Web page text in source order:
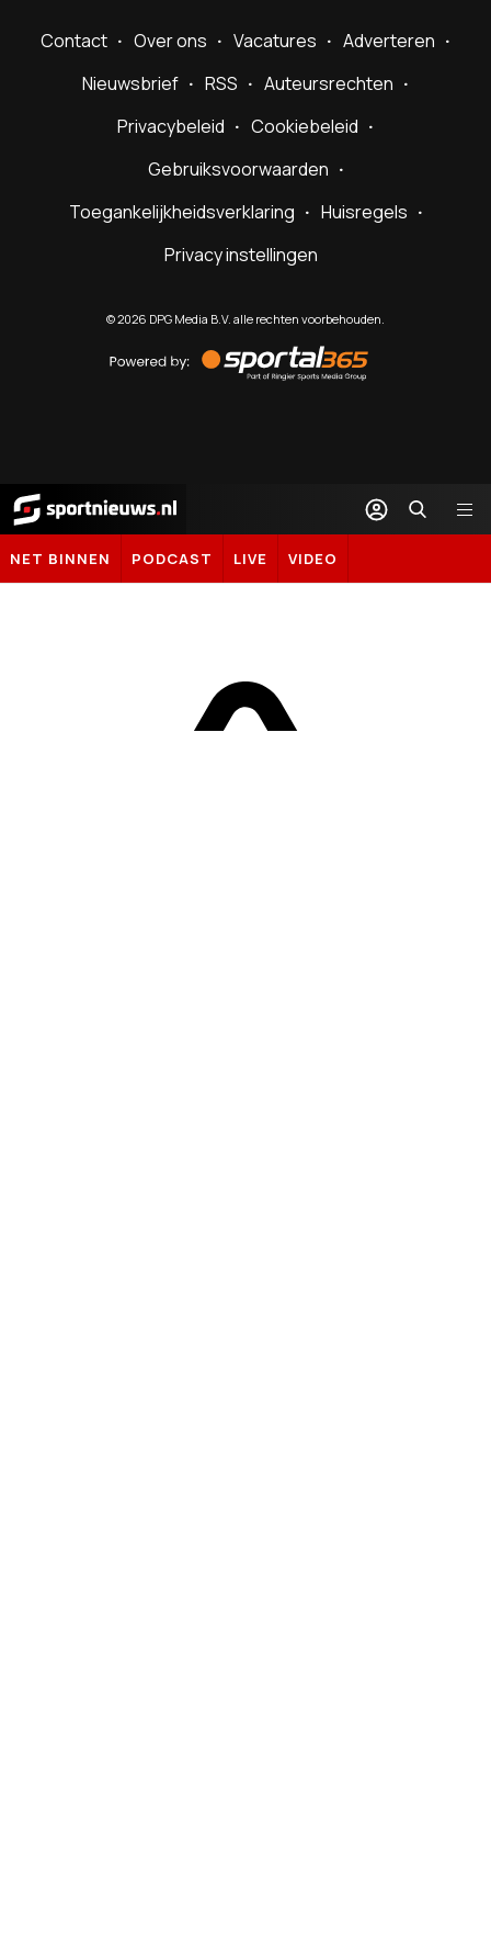
Contact Over ons Vacatures
Adverteren
Nieuwsbrief
RSS
Auteursrechten
Privacybeleid
Cookiebeleid
Gebruiksvoorwaarden
Toegankelijkheidsverklaring
Huisregels
Privacy instellingen
©2026 DPG Media B.V. alle rechten voorbehouden.
by
Sportal365
Sportnieuws.nl
NET BINNEN PODCAST LIVE VIDEO